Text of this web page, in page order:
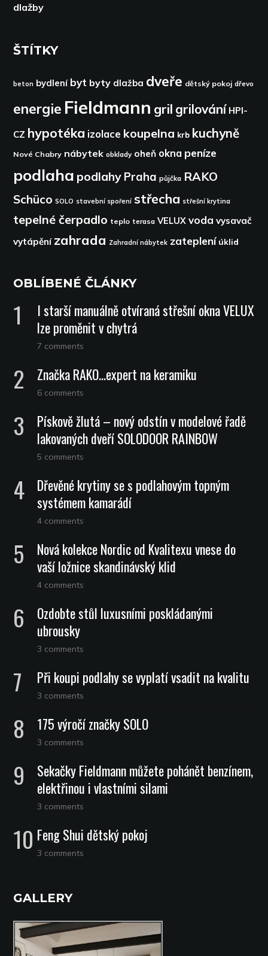
dlažby
ŠTÍTKY
beton bydlení byt byty dlažba dveře dětský pokoj dřevo
energie Fieldmann gril grilování HPI-
CZ hypotéka izolace koupelna krb kuchyně
Nové Chabry nábytek obklady oheň okna peníze
podlaha podlahy Praha půjčka RAKO
Schüco SOLO stavební spoření střecha střešní krytina
tepelné čerpadlo teplo terasa VELUX voda vysavač
vytápění zahrada Zahradní nábytek zateplení úklid
OBLÍBENÉ ČLÁNKY
I starší manuálně otvíraná střešní okna VELUX
lze proměnit v chytrá
7 comments
Značka RAKO…expert na keramiku
6 comments
Pískově žlutá – nový odstín v modelové řadě
lakovaných dveří SOLODOOR RAINBOW
5 comments
Dřevěné krytiny se s podlahovým topným
systémem kamarádí
4 comments
Nová kolekce Nordic od Kvalitexu vnese do
vaší ložnice skandinávský klid
4 comments
Ozdobte stůl luxusními poskládanými
ubrousky
3 comments
Při koupi podlahy se vyplatí vsadit na kvalitu
3 comments
175 výročí značky SOLO
3 comments
Sekačky Fieldmann můžete pohánět benzínem,
elektřinou i vlastními silami
3 comments
Feng Shui dětský pokoj
3 comments
GALLERY